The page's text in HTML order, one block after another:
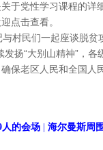
于党性学习课程的详
点击查看。
村民们一起座谈脱
扬“大别山精神”，
保老区人民和全国人
的会场| 海尔曼斯周